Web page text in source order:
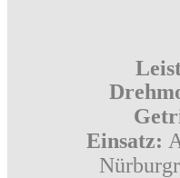
Einsatz: